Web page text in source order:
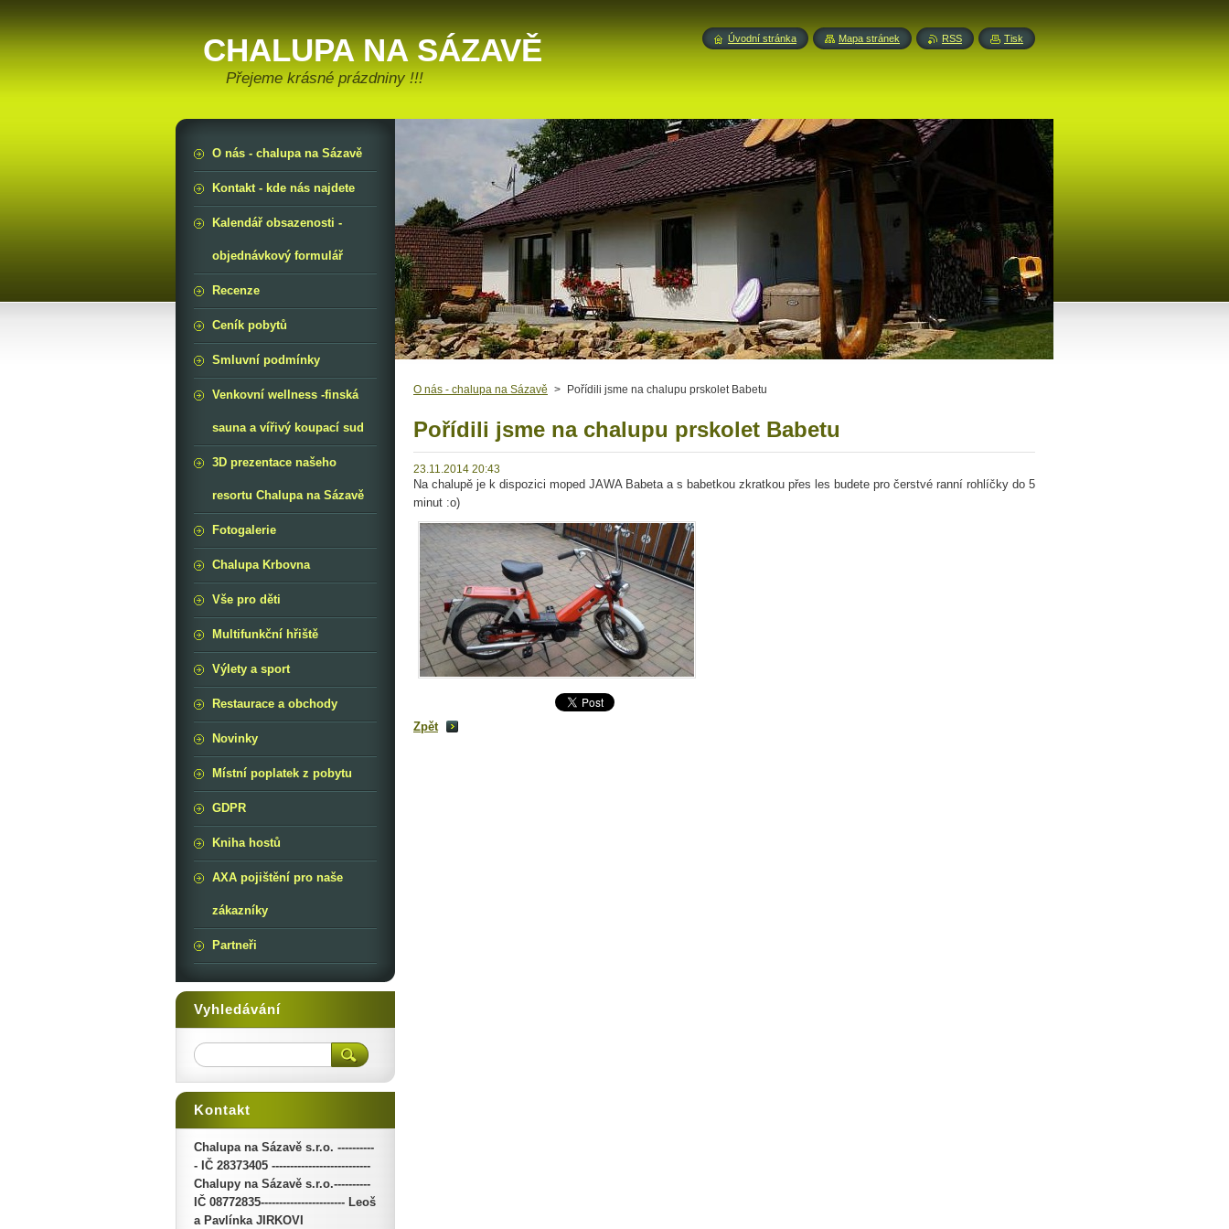
CHALUPA NA SÁZAVĚ
Přejeme krásné prázdniny !!!
O nás - chalupa na Sázavě > Pořídili jsme na chalupu prskolet Babetu
Pořídili jsme na chalupu prskolet Babetu
23.11.2014 20:43
Na chalupě je k dispozici moped JAWA Babeta a s babetkou zkratkou přes les budete pro čerstvé ranní rohlíčky do 5
minut :o)
Zpět
O nás - chalupa na Sázavě
Kontakt - kde nás najdete
Kalendář obsazenosti -
objednávkový formulář
Recenze
Ceník pobytů
Smluvní podmínky
Venkovní wellness -finská
sauna a vířivý koupací sud
3D prezentace našeho
resortu Chalupa na Sázavě
Fotogalerie
Chalupa Krbovna
Vše pro děti
Multifunkční hřiště
Výlety a sport
Restaurace a obchody
Novinky
Místní poplatek z pobytu
GDPR
Kniha hostů
AXA pojištění pro naše
zákazníky
Partneři
Vyhledávání
Kontakt
Chalupa na Sázavě s.r.o. ----------
- IČ 28373405 ---------------------------
Chalupy na Sázavě s.r.o.----------
IČ 08772835----------------------- Leoš
a Pavlínka JIRKOVI
Úvodní stránka Mapa stránek RSS Tisk